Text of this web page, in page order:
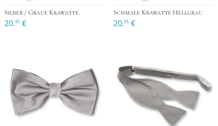
Silber / Graue Krawatte
20.95 €
Schmale Krawatte Hellgrau
20.95 €